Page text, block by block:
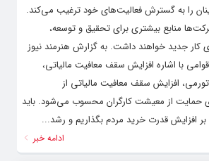
را به گسترش فعالیت‌های خود ترغیب می‌کند.
منابع بیشتری برای تحقیق و توسعه،
کار جدید خواهند داشت. به گزارش هنرمند نیوز
با اشاره افزایش سقف معافیت مالیاتی،
افزایش سقف معافیت مالیاتی از
حمایت از معیشت کارگران محسوب می‌شود. باید
بر افزایش قدرت خرید مردم بگذاریم و رشد...
ادامه خبر